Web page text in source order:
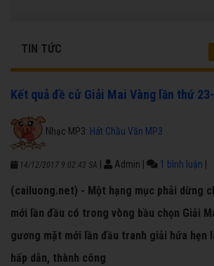
TIN TỨC
Kết quả đề cử Giải Mai Vàng lần thứ
Nhạc MP3: Hát Chầu Văn MP3
14/12/2017 9:02:43 SA Admin 1 bình luận
(cailuong.net) - Một hạng mục phải dừng
mới lần đầu có trong vòng bầu chọn Giải
gương mặt mới lần đầu tranh giải hứa hẹn
hấp dẫn, thành công